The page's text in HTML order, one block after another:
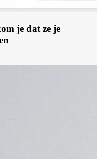
je dat ze je